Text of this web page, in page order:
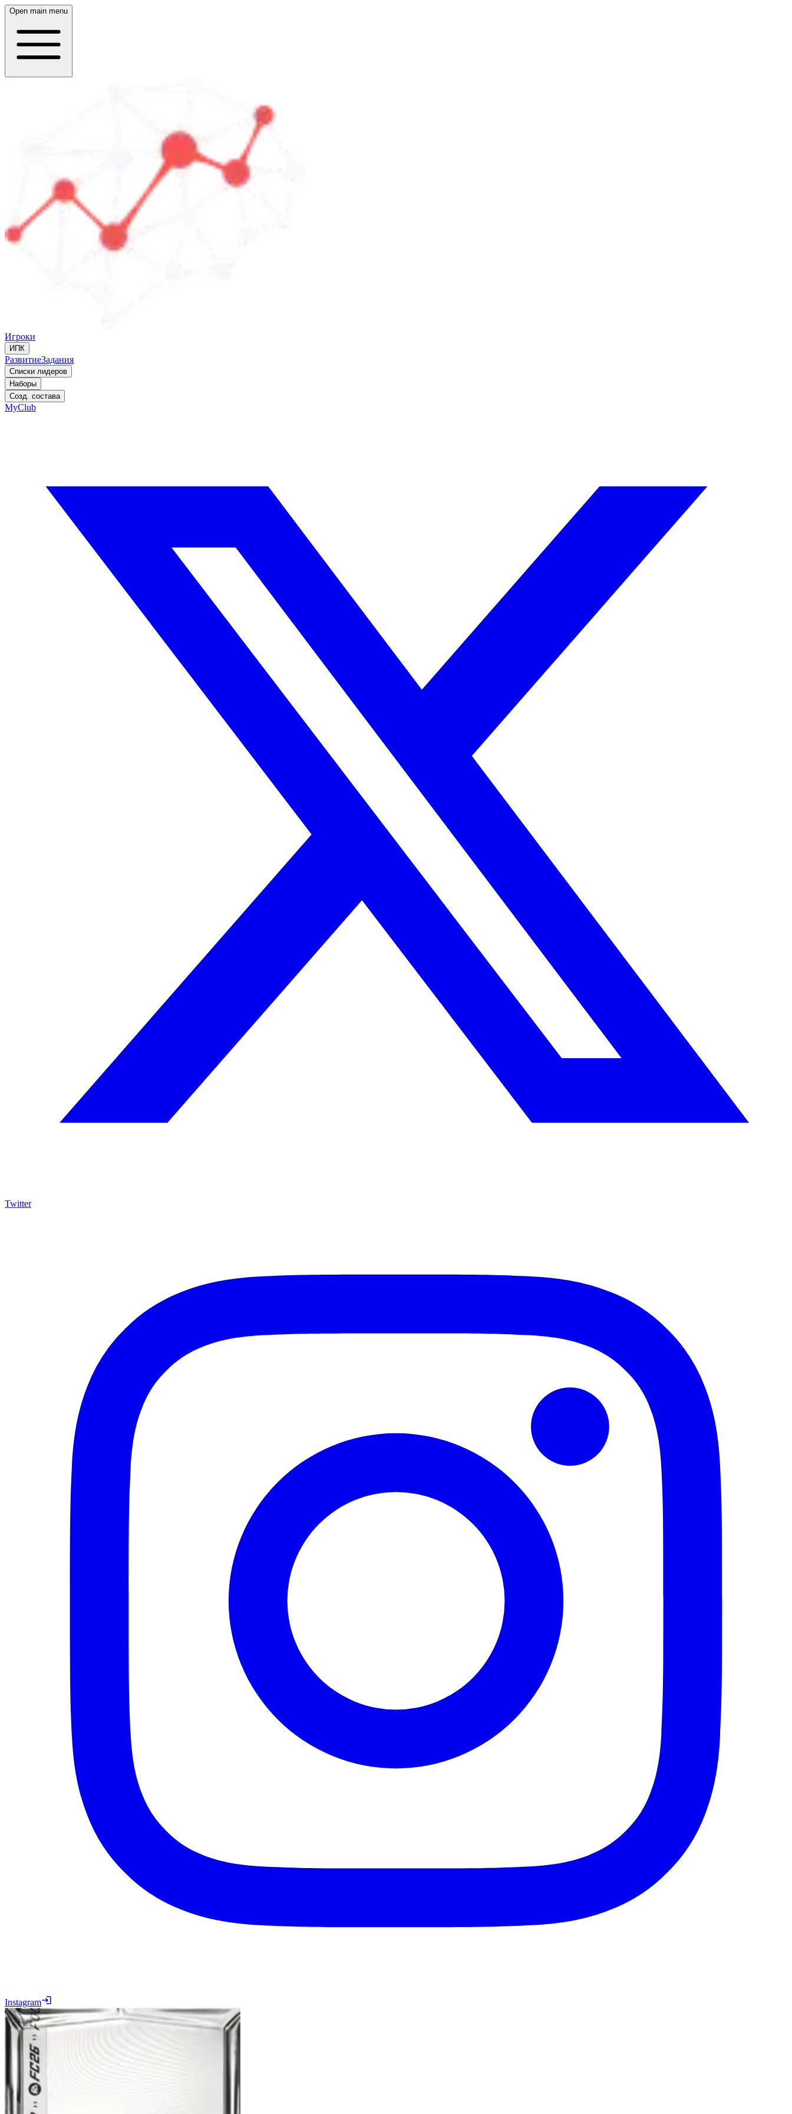
Open main menu
Игроки
ИПК
РазвитиеЗадания
Списки лидеров
Наборы
Созд. состава
MyClub
Twitter
Instagram